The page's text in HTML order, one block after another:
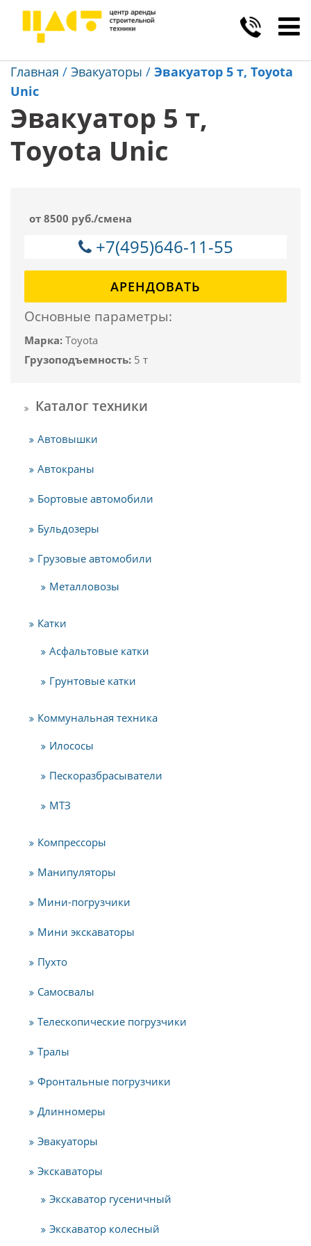
Главная / Эвакуаторы / Эвакуатор 5 т, Toyota
Unic
Эвакуатор 5 т,
Toyota Unic
от 8500 руб./смена
+7(495)646-11-55
АРЕНДОВАТЬ
Основные параметры:
Марка: Toyota
Грузоподъемность: 5 т
Каталог техники
Автовышки
Автокраны
Бортовые автомобили
Бульдозеры
Грузовые автомобили
Металловозы
Катки
Асфальтовые катки
Грунтовые катки
Коммунальная техника
Илососы
Пескоразбрасыватели
МТЗ
Компрессоры
Манипуляторы
Мини-погрузчики
Мини экскаваторы
Пухто
Самосвалы
Телескопические погрузчики
Тралы
Фронтальные погрузчики
Длинномеры
Эвакуаторы
Экскаваторы
Экскаватор гусеничный
Экскаватор колесный